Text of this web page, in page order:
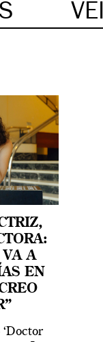
VA A
EN
‘Doctor